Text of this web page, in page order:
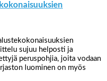
sujuu helposti ja
peruspohjia, joita vodaan
luominen on myös